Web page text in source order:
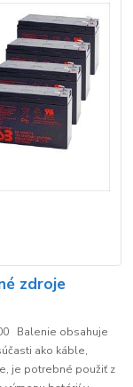
zdroje
Balenie obsahuje
ako káble,
je potrebné použiť z